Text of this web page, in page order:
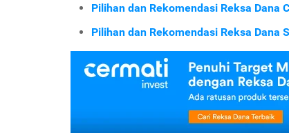
Pilihan dan Rekomendasi Reksa Dana
Pilihan dan Rekomendasi Reksa Dana